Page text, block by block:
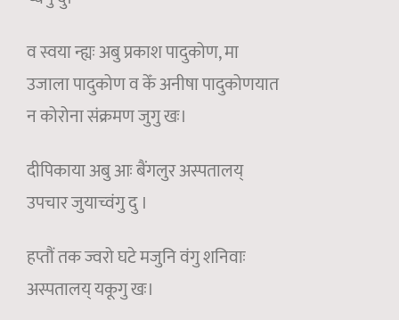
व स्वया न्ह्यः अबु प्रकाश पादुकोण, मा
उजाला पादुकोण व केँ अनीषा पादुकोणयात
न कोरोना संक्रमण जुगु खः।
दीपिकाया अबु आः बैंगलुर अस्पतालय्
उपचार जुयाच्वंगु दु ।
हप्तौं तक ज्वरो घटे मजुनि वंगु शनिवाः
अस्पतालय् यकूगु खः।